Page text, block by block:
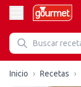
Inicio › Recetas ›